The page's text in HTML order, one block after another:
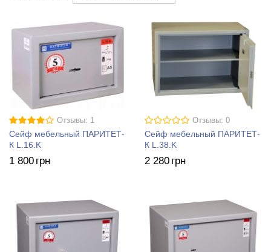
Отзывы: 1
Сейф мебельный ПАРИТЕТ-
К L.16.K
1 800 грн
Отзывы: 0
Сейф мебельный ПАРИТЕТ-
К L.38.K
2 280 грн